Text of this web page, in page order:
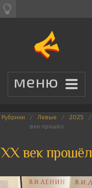
Рубрики Левые 2025
век прошёл
XX век прошёл